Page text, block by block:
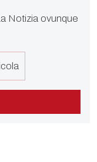
Notizia ovunque